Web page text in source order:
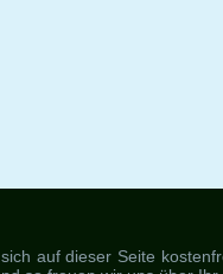
auf dieser Seite